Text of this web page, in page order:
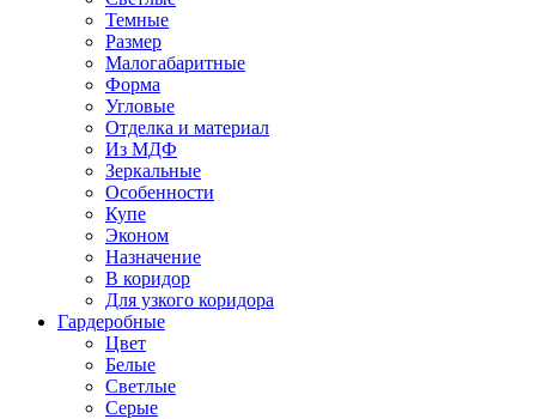
Темные
Размер
Малогабаритные
Форма
Угловые
Отделка и материал
Из МДФ
Зеркальные
Особенности
Купе
Эконом
Назначение
В коридор
Для узкого коридора
Гардеробные
Цвет
Белые
Светлые
Серые